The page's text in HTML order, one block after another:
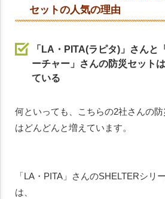
セットの人気の理由
「LA・PITA(ラピタ)」さんと
ーチャー」さんの防災セット
ている
何といっても、こちらの2社さんの
はどんどんと増えています。
「LA・PITA」さんのSHELTERシリ
は、